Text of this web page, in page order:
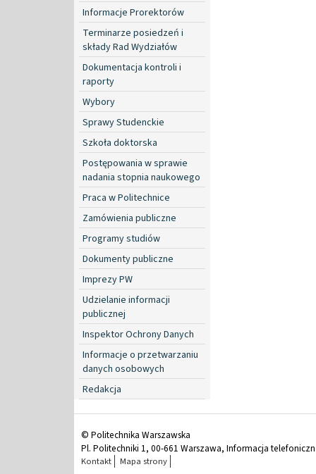
Informacje Prorektorów
Terminarze posiedzeń i
składy Rad Wydziałów
Dokumentacja kontroli i
raporty
Wybory
Sprawy Studenckie
Szkoła doktorska
Postępowania w sprawie
nadania stopnia naukowego
Praca w Politechnice
Zamówienia publiczne
Programy studiów
Dokumenty publiczne
Imprezy PW
Udzielanie informacji
publicznej
Inspektor Ochrony Danych
Informacje o przetwarzaniu
danych osobowych
Redakcja
© Politechnika Warszawska
Pl. Politechniki 1, 00-661 Warszawa, Informacja
Kontakt Mapa strony